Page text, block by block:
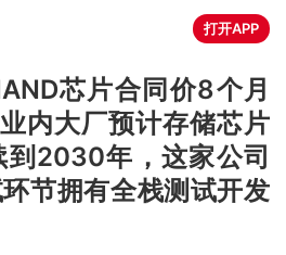
打开APP
芯片合同价8个月
内大厂预计存储芯片
2030年，这家公司
节拥有全栈测试开发